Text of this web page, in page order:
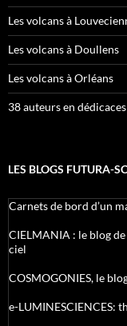
Les volcans à
Les volcans à Doullens
Les volcans à Orléans
38 auteurs en
LES BLOGS FUTURA-
Carnets de bord d’un
CIELMANIA : le blog
ciel
COSMOGONIES, le
e-LUMINESCIENCES: